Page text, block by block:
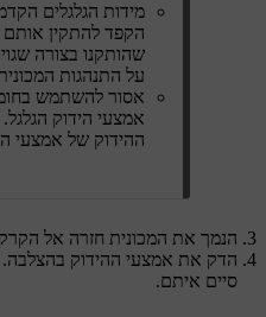
מידות הגלגלים
הקפד להתקין אותם
שהותקנו בצורה
על התנהגות
אסור להשתמש
אמצעי הידוק הגלגל.
ההידוק של אמצעי
הנמך את המכונית חזרה אל
הדק את אמצעי ההידוק
סיים איתם.